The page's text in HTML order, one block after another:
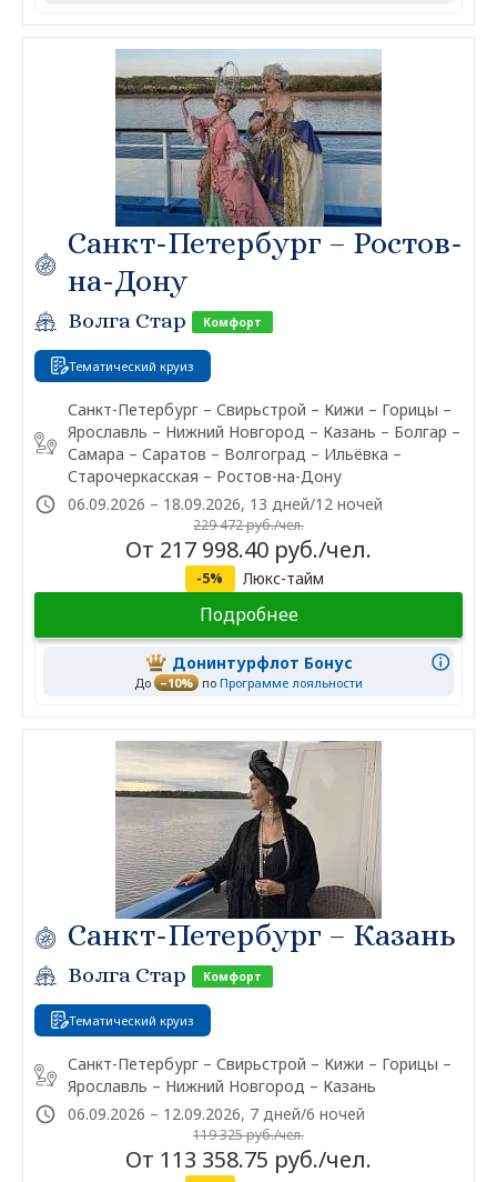
Санкт-Петербург – Ростов-
на-Дону
Волга Стар Комфорт
Тематический круиз
Санкт-Петербург – Свирьстрой – Кижи – Горицы –
Ярославль – Нижний Новгород – Казань – Болгар –
Самара – Саратов – Волгоград – Ильёвка –
Старочеркасская – Ростов-на-Дону
06.09.2026 – 18.09.2026, 13 дней/12 ночей
229 472 руб./чел.
От 217 998.40 руб./чел.
-5% Люкс-тайм
Подробнее
Донинтурфлот Бонус
До –10% по Программе лояльности
Санкт-Петербург – Казань
Волга Стар Комфорт
Тематический круиз
Санкт-Петербург – Свирьстрой – Кижи – Горицы –
Ярославль – Нижний Новгород – Казань
06.09.2026 – 12.09.2026, 7 дней/6 ночей
119 325 руб./чел.
От 113 358.75 руб./чел.